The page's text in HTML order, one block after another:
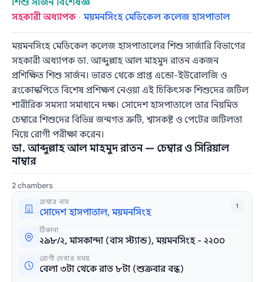
সহকারী অধ্যাপক ·ময়মনসিংহ মেডিকেল কলেজ হাসপাতাল
ময়মনসিংহ মেডিকেল কলেজ হাসপাতালের শিশু সার্জারি বিভাগের
সহকারী অধ্যাপক ডা. আব্দুল্লাহ আল মাহমুদ রাতন একজন
প্রশিক্ষিত শিশু সার্জন। ভারত থেকে প্রাপ্ত এন্ডো-ইউরোলজি ও
ব্রংকোস্কপিতে বিশেষ প্রশিক্ষণ নেওয়া এই চিকিৎসক শিশুদের জটিল
শারীরিক সমস্যা সমাধানে দক্ষ। সোদেশ হাসপাতালে তার নিয়মিত
চেম্বারে শিশুদের বিভিন্ন জন্মগত ত্রুটি, শ্বাসকষ্ট ও পেটের জটিলতা
নিয়ে রোগী পরীক্ষা করেন।
ডা. আব্দুল্লাহ আল মাহমুদ রাতন — চেম্বার ও সিরিয়াল
নাম্বার
2 chambers
1
চেম্বার নাম
সোদেশ হাসপাতাল, ময়মনসিংহ
ঠিকানা
২৯৮/২, মাসকান্দা (বাস স্ট্যান্ড), ময়মনসিংহ - ২২০০
রোগী দেখার সময়
বেলা ৩টা থেকে রাত ৮টা (শুক্রবার বন্ধ)